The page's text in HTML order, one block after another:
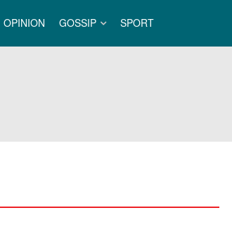
OPINION GOSSIP SPORT